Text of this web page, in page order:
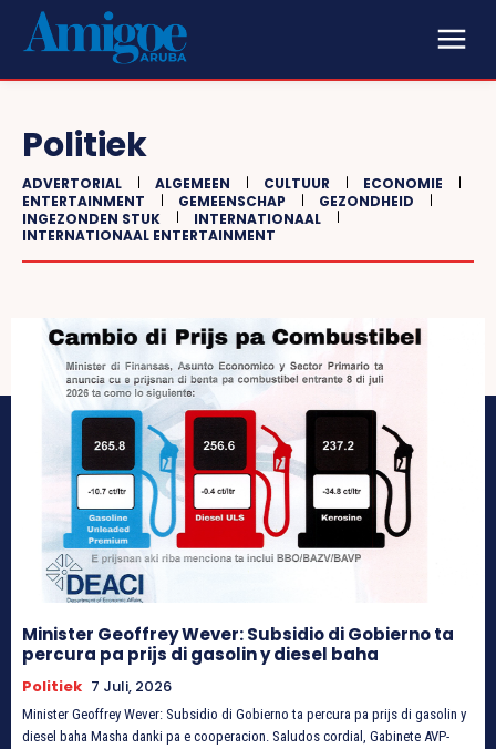
Politiek
ADVERTORIAL ALGEMEEN CULTUUR
ECONOMIE
ENTERTAINMENT
GEMEENSCHAP
GEZONDHEID
INGEZONDEN STUK
INTERNATIONAAL
INTERNATIONAAL ENTERTAINMENT
Minister Geoffrey Wever: Subsidio di Gobierno ta
percura pa prijs di gasolin y diesel baha
Politiek 7 Juli, 2026
Minister Geoffrey Wever: Subsidio di Gobierno ta percura pa prijs di gasolin y
diesel baha Masha danki pa e cooperacion. Saludos cordial, Gabinete AVP-